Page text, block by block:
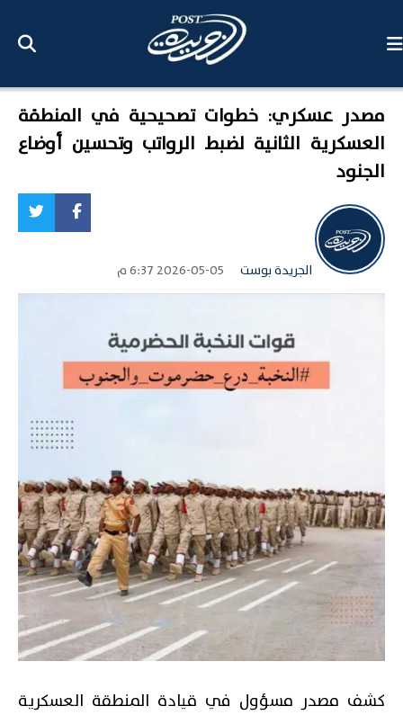
مصدر عسكري: خطوات تصحيحية في المنطقة
العسكرية الثانية لضبط الرواتب وتحسين أوضاع
الجنود
الجريدة بوست 2026-05-05 6:37 م
كشف مصدر مسؤول في قيادة المنطقة العسكرية